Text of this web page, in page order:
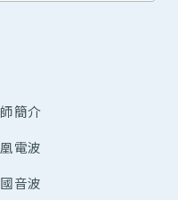
簡介
電波
音波